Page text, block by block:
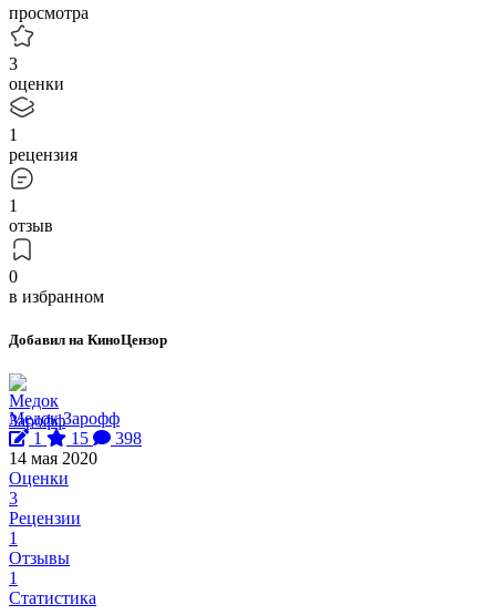
просмотра
3
оценки
1
рецензия
1
отзыв
0
в избранном
Добавил на КиноЦензор
Медок Зарофф
1
15
398
14 мая 2020
Оценки
3
Рецензии
1
Отзывы
1
Статистика